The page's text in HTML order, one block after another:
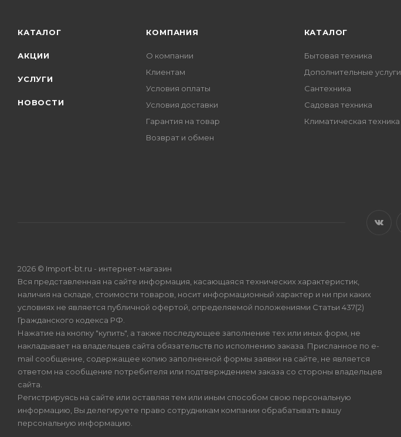
КАТАЛОГ
АКЦИИ
УСЛУГИ
НОВОСТИ
КОМПАНИЯ
О компании
Клиентам
Условия оплаты
Условия доставки
Гарантия на товар
Возврат и обмен
КАТАЛОГ
Бытовая техника
Дополнительные услуги
Сантехника
Садовая техника
Климатическая техника
2026 © Import-bt.ru - интернет-магазин
Вся представленная на сайте информация, касающаяся технических характеристик,
наличия на складе, стоимости товаров, носит информационный характер и ни при каких
условиях не является публичной офертой, определяемой положениями Статьи 437(2)
Гражданского кодекса РФ.
Нажатие на кнопку "купить", а также последующее заполнение тех или иных форм, не
накладывает на владельцев сайта обязательств по исполнению заказа. Присланное по e-
mail сообщение, содержащее копию заполненной формы заявки на сайте, не является
ответом на сообщение потребителя или подтверждением заказа со стороны владельцев
сайта.
Регистрируясь на сайте или оставляя тем или иным способом свою персональную
информацию, Вы делегируете право сотрудникам компании обрабатывать вашу
персональную информацию.